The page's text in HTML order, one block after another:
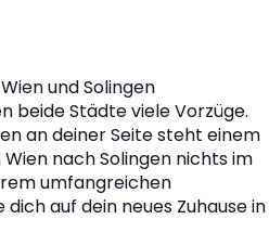
und Solingen
beide Städte viele Vorzüge.
an deiner Seite steht einem
nach Solingen nichts im
umfangreichen
auf dein neues Zuhause in